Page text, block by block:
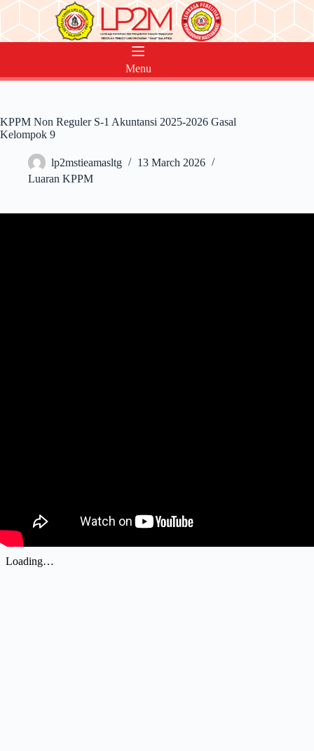
Skip
content
Menu
KPPM Non Reguler S-1 Akuntansi 2025-2026 Gasal
Kelompok 9
lp2mstieamasltg
13 March 2026
Luaran KPPM